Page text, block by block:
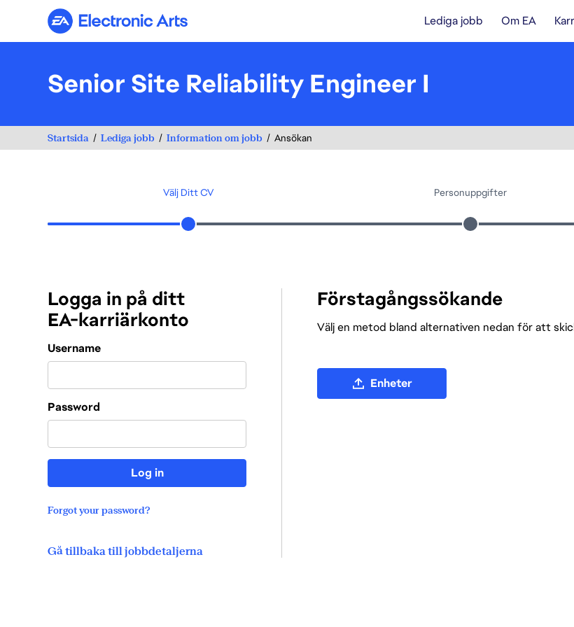
Electronic Arts Lediga jobb Om EA
Senior Site Reliability Engineer I
Startsida Lediga jobb Information om jobb Ansökan
Välj Ditt CV Personuppgifter
Logga in på ditt
EA-karriärkonto
Login
Username
Password
Log in
Forgot your password?
Gå tillbaka till jobbdetaljerna
Förstagångssökande
Välj en metod bland alternativen nedan för att
Enheter